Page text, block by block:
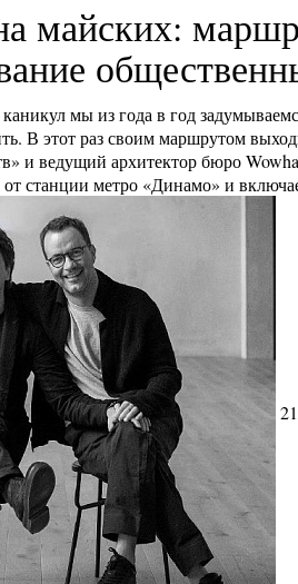
майских:
мы из года в год
В этот раз своим маршрутом
и ведущий архитектор бюро
от станции метро «Динамо» и